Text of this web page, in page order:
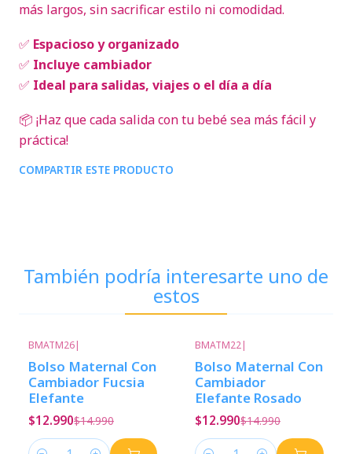
más largos, sin sacrificar estilo ni comodidad.
✅ Espacioso y organizado
✅ Incluye cambiador
✅ Ideal para salidas, viajes o el día a día
📦 ¡Haz que cada salida con tu bebé sea más fácil y
práctica!
COMPARTIR ESTE PRODUCTO
También podría interesarte uno de
estos
BMATM26|
Bolso Maternal Con
Cambiador Fucsia
Elefante
$12.990$14.990
BMATM22|
Bolso Maternal Con
Cambiador
Elefante Rosado
$12.990$14.990